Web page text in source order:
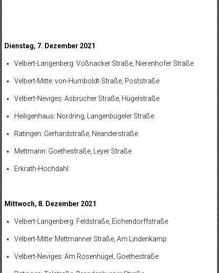
Dienstag, 7. Dezember 2021
Velbert-Langenberg: Voßnacker Straße, Nierenhofer Straße
Velbert-Mitte: von-Humboldt-Straße, Poststraße
Velbert-Neviges: Asbrucher Straße, Hügelstraße
Heiligenhaus: Nordring, Langenbügeler Straße
Ratingen: Gerhardstraße, Neanderstraße
Mettmann: Goethestraße, Leyer Straße
Erkrath-Hochdahl
Mittwoch, 8. Dezember 2021
Velbert-Langenberg: Feldstraße, Eichendorffstraße
Velbert-Mitte: Mettmanner Straße, Am Lindenkamp
Velbert-Neviges: Am Rosenhügel, Goethestraße